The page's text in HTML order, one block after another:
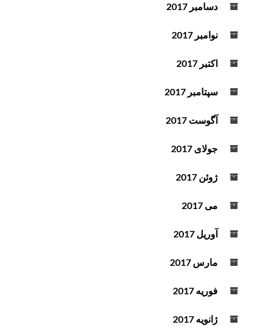
دسامبر 2017
نوامبر 2017
اکتبر 2017
سپتامبر 2017
آگوست 2017
جولای 2017
ژوئن 2017
می 2017
آوریل 2017
مارس 2017
فوریه 2017
ژانویه 2017